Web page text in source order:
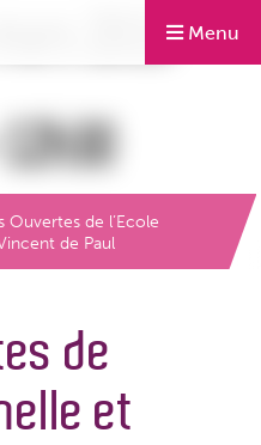
Menu
Ouvertes de l’Ecole
de Paul
de
et